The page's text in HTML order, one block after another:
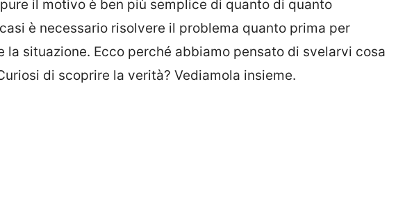
il motivo è ben più semplice di quanto di quanto
è necessario risolvere il problema quanto prima per
la situazione. Ecco perché abbiamo pensato di svelarvi cosa
di scoprire la verità? Vediamola insieme.